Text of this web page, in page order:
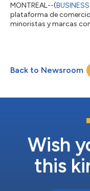
MONTREAL--(
plataforma de
minoristas y marcas
mejorar la eficiencia.
ampliarán a Neiman
a Saks Global en su
Back to Newsroom
Wish
this